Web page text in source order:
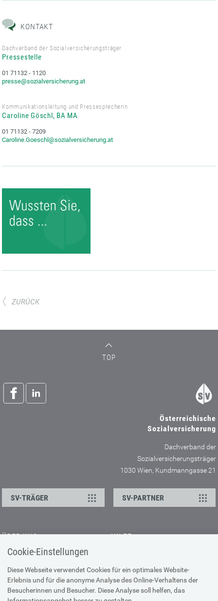
Cookie-Einstellungen
Diese Webseite verwendet Cookies für ein optimales Website-
Erlebnis und für die anonyme Analyse des Online-Verhaltens der
Besucherinnen und Besucher. Diese Analyse soll helfen, das
KONTAKT
Dachverband der Sozialversicherungsträger
Pressestelle
01 71132 - 1120
presse@sozialversicherung.at
Kommunikationsleitung und Pressesprecherin
Caroline Göschl, BA MA
01 71132 - 7209
Caroline.Goeschl@sozialversicherung.at
ZURÜCK
TOP
Österreichische
Sozialversicherung
Dachverband der
Sozialversicherungsträger
1030 Wien, Kundmanngasse 21
SV-TRÄGER SV-PARTNER
ÜBER UNS
Kontakt
Offene Stellen
Presse
HILFE
Browser-Info & Sicherheit
Hilfe zur Suche
Technische Unterstützung